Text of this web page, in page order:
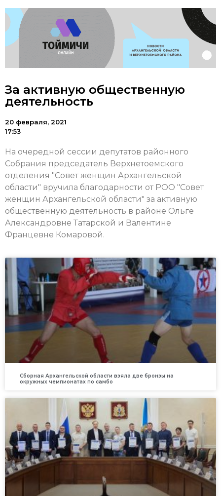
За активную общественную
деятельность
20 февраля, 2021
17:53
На очередной сессии депутатов районного
Собрания председатель Верхнетоемского
отделения "Совет женщин Архангельской
области" вручила благодарности от РОО "Совет
женщин Архангельской области" за активную
общественную деятельность в районе Ольге
Александровне Татарской и Валентине
Францевне Комаровой.
Сборная Архангельской области взяла две бронзы на
окружных чемпионатах по самбо